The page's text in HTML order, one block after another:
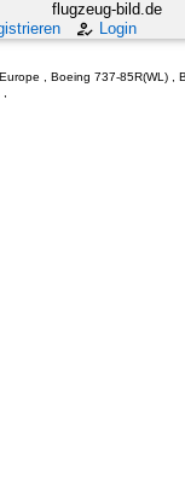
flugzeug-bild.de
Login
, Boeing 737-85R(WL) ,